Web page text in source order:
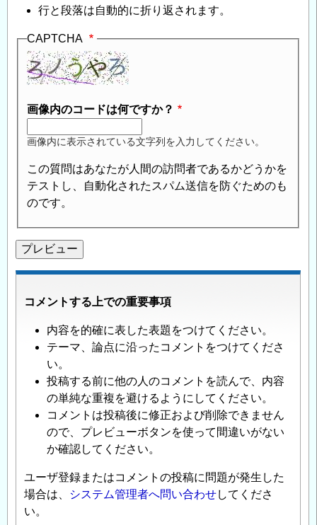
行と段落は自動的に折り返されます。
CAPTCHA
画像内のコードは何ですか？
画像内に表示されている文字列を入力してください。
この質問はあなたが人間の訪問者であるかどうかを
テストし、自動化されたスパム送信を防ぐためのも
のです。
コメントする上での重要事項
内容を的確に表した表題をつけてください。
テーマ、論点に沿ったコメントをつけてくださ
い。
投稿する前に他の人のコメントを読んで、内容
の単純な重複を避けるようにしてください。
コメントは投稿後に修正および削除できません
ので、プレビューボタンを使って間違いがない
か確認してください。
ユーザ登録またはコメントの投稿に問題が発生した
場合は、
システム管理者へ問い合わせしてくださ
い。